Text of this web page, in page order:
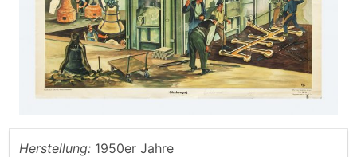
Herstellung: 1950er Jahre